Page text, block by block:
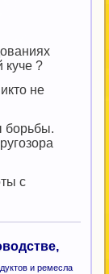
куче ?
не
борьбы.
с
и ремесла